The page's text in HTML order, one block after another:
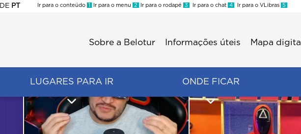
DE PT
Ir para o conteúdo 1 Ir para o menu 2 Ir para o rodapé 3 Ir para o chat 4 Ir para o VLibras 5
Sobre a Belotur Informações úteis Mapa digital
LUGARES PARA IR ONDE FICAR